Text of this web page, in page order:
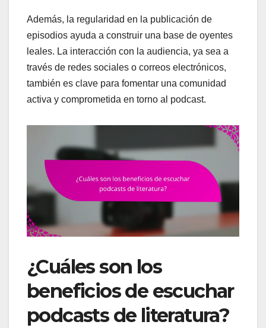
Además, la regularidad en la publicación de
episodios ayuda a construir una base de oyentes
leales. La interacción con la audiencia, ya sea a
través de redes sociales o correos electrónicos,
también es clave para fomentar una comunidad
activa y comprometida en torno al podcast.
¿Cuáles son los
beneficios de escuchar
podcasts de literatura?